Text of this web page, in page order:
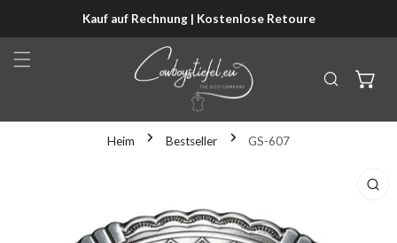
SPRINGENKauf auf Rechnung | Kostenlose Retoure
Heim Bestseller GS-607